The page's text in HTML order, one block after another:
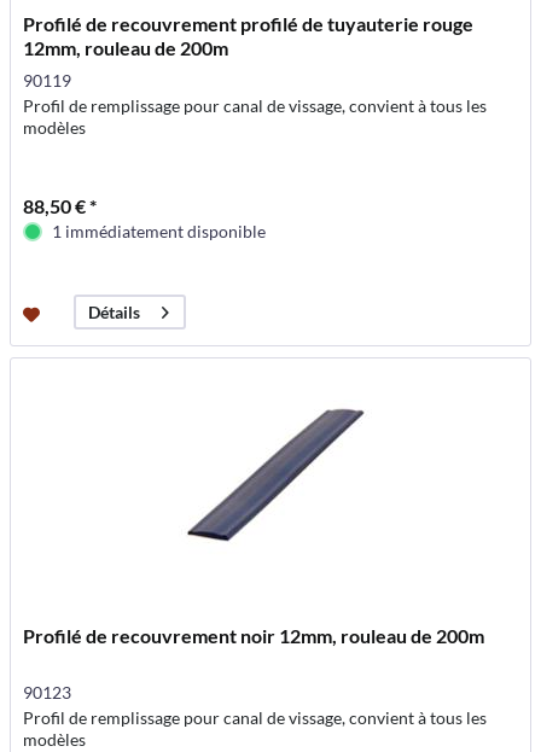
Profilé de recouvrement profilé de tuyauterie rouge
12mm, rouleau de 200m
90119
Profil de remplissage pour canal de vissage, convient à tous les
modèles
88,50 € *
1 immédiatement disponible
Détails
Profilé de recouvrement noir 12mm, rouleau de 200m
90123
Profil de remplissage pour canal de vissage, convient à tous les
modèles